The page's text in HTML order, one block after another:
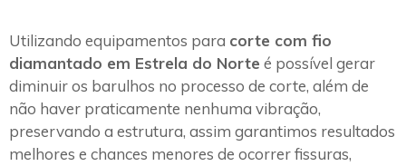
Utilizando equipamentos para corte com fio
diamantado em Estrela do Norte é possível gerar
diminuir os barulhos no processo de corte, além de
não haver praticamente nenhuma vibração,
preservando a estrutura, assim garantimos resultados
melhores e chances menores de ocorrer fissuras,